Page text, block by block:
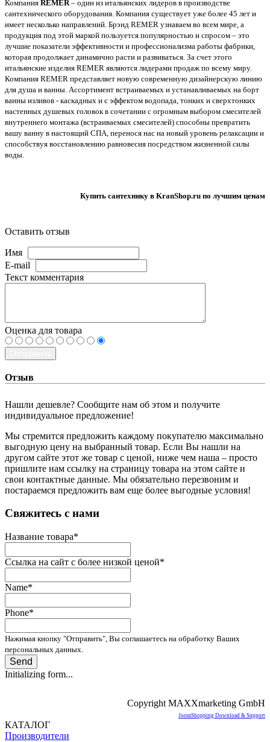
Компания REMER – один из итальянских лидеров в производстве
сантехнического оборудования. Компания существует уже более 45 лет и
имеет несколько направлений. Брэнд REMER узнаваем во всем мире, а
продукция под этой маркой пользуется популярностью и спросом – это
лучшие показатели эффективности и профессионализма работы фабрики,
которая продолжает динамично расти и развиваться. За счет этого
итальянские изделия REMER являются лидерами продаж по всему миру.
Компания REMER представляет новую современную дизайнерскую линию
для душа и ванны. Ассортимент встраиваемых и устанавливаемых на борт
ванны изливов - каскадных и с эффектом водопада, тонких и сверхтонких
настенных душевых головок в сочетании с огромным выбором смесителей
внутреннего монтажа (встраиваемых смесителей) способны превратить
вашу ванну в настоящий СПА, перенося нас на новый уровень релаксации и
способствуя восстановлению равновесия посредством жизненной силы
воды.
Купить сантехнику в KranShop.ru по лучшим ценам
Оставить отзыв
Имя
E-mail
Текст комментария
Оценка для товара
Отзыв
Нашли дешевле? Сообщите нам об этом и получите
индивидуальное предложение!
Мы стремится предложить каждому покупателю максимально
выгодную цену на выбранный товар. Если Вы нашли на
другом сайте этот же товар с ценой, ниже чем наша – просто
пришлите нам ссылку на страницу товара на этом сайте и
свои контактные данные. Мы обязательно перезвоним и
постараемся предложить вам еще более выгодные условия!
­Свяжитесь с нами
Название товара*
Ссылка на сайт с более низкой ценой*
Name*
Phone*
Нажимая кнопку "Отправить", Вы соглашаетесь на обработку Ваших
персональных данных.
Send
Initializing form...
Copyright MAXXmarketing GmbH
JoomShopping Download & Support
КАТАЛОГ
Производители